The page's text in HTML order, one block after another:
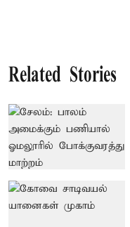
Related Stories